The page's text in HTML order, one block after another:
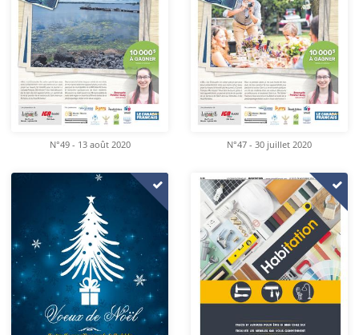
N°49 - 13 août 2020 N°47 - 30 juillet 2020